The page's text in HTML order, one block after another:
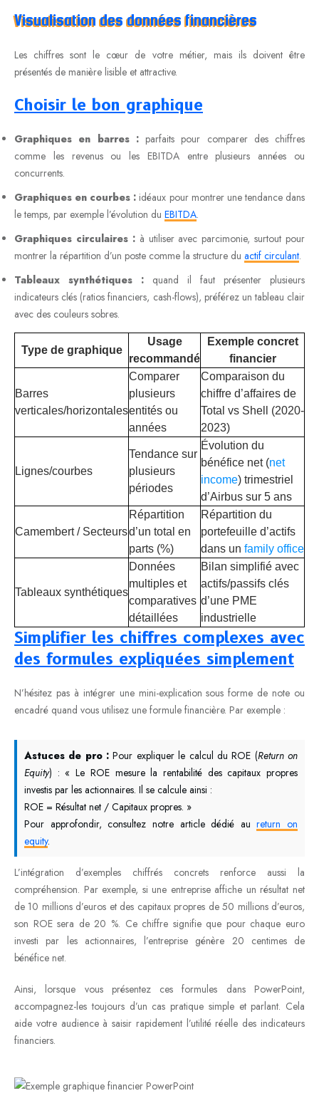
Visualisation des données financières
Les chiffres sont le cœur de votre métier, mais ils doivent être
présentés de manière lisible et attractive.
Choisir le bon graphique
Graphiques en barres :parfaits pour comparer des chiffres
comme les revenus ou les EBITDA entre plusieurs années ou
concurrents.
Graphiques en courbes : idéaux pour montrer une tendance dans
le temps, par exemple l’évolution du EBITDA.
Graphiques circulaires :à utiliser avec parcimonie, surtout pour
montrer la répartition d’un poste comme la structure du actif circulant.
Tableaux synthétiques : quand il faut présenter plusieurs
indicateurs clés (ratios financiers, cash-flows), préférez un tableau clair
avec des couleurs sobres.
Type de graphique
Usage
recommandé
Exemple concret
financier
Barres
verticales/horizontales
Comparer
plusieurs
entités ou
années
Comparaison du
chiffre d’affaires de
Total vs Shell (2020-
2023)
Lignes/courbes
Tendance sur
plusieurs
périodes
Évolution du
bénéfice net (net
income) trimestriel
d’Airbus sur 5 ans
Camembert / Secteurs
Répartition
d’un total en
parts (%)
Répartition du
portefeuille d’actifs
dans un family office
Tableaux synthétiques
Données
multiples et
comparatives
détaillées
Bilan simplifié avec
actifs/passifs clés
d’une PME
industrielle
Simplifier les chiffres complexes avec
des formules expliquées simplement
N’hésitez pas à intégrer une mini-explication sous forme de note ou
encadré quand vous utilisez une formule financière. Par exemple :
Astuces de pro : Pour expliquer le calcul du ROE (Return on
Equity) : « Le ROE mesure la rentabilité des capitaux propres
investis par les actionnaires. Il se calcule ainsi :
ROE = Résultat net / Capitaux propres. »
Pour approfondir, consultez notre article dédié aureturn on
equity.
L’intégration d’exemples chiffrés concrets renforce aussi la
compréhension. Par exemple, si une entreprise affiche un résultat net
de 10 millions d’euros et des capitaux propres de 50 millions d’euros,
son ROE sera de 20 %. Ce chiffre signifie que pour chaque euro
investi par les actionnaires, l’entreprise génère 20 centimes de
bénéfice net.
Ainsi, lorsque vous présentez ces formules dans PowerPoint,
accompagnez-les toujours d’un cas pratique simple et parlant. Cela
aide votre audience à saisir rapidement l’utilité réelle des indicateurs
financiers.